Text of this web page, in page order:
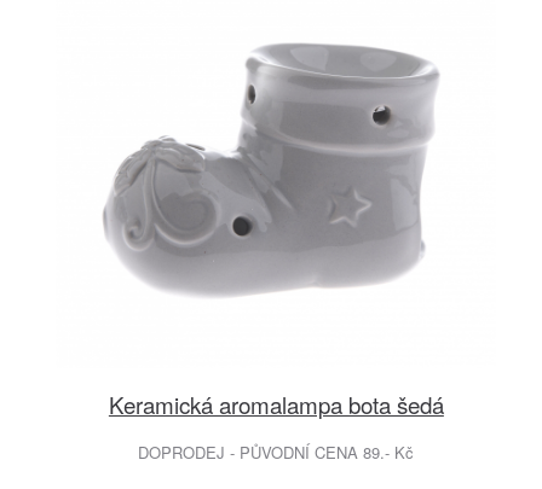
Keramická aromalampa bota šedá
DOPRODEJ - PŮVODNÍ CENA 89.- Kč